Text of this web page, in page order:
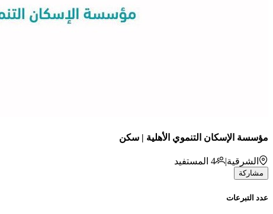
مؤسسة الإسكان التنموي الأهلية | سكن
الشرقية|
4 المستفيد
مشاركة
عدد التبرعات